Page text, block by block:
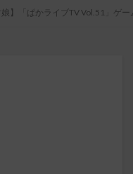
娘】「ぱかライブTV Vol.51」ゲ